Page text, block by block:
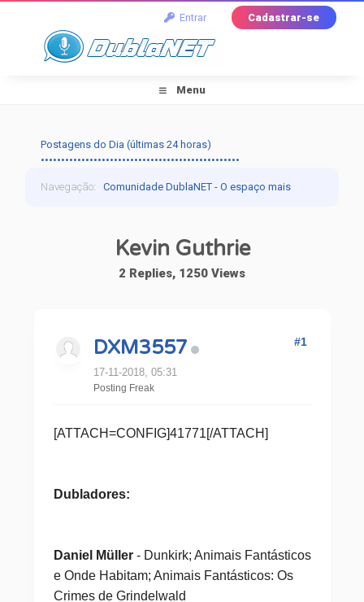
Entrar Cadastrar-se
Menu
Postagens do Dia (últimas 24 horas)
•••••••••••••••••••••••••••••••••••••••••••••••••
Navegação:Comunidade DublaNET - O espaço mais
Kevin Guthrie
2 Replies, 1250 Views
DXM3557
17-11-2018, 05:31
Posting Freak
#1
[ATTACH=CONFIG]41771[/ATTACH]
Dubladores:
Daniel Müller - Dunkirk; Animais Fantásticos
e Onde Habitam; Animais Fantásticos: Os
Crimes de Grindelwald